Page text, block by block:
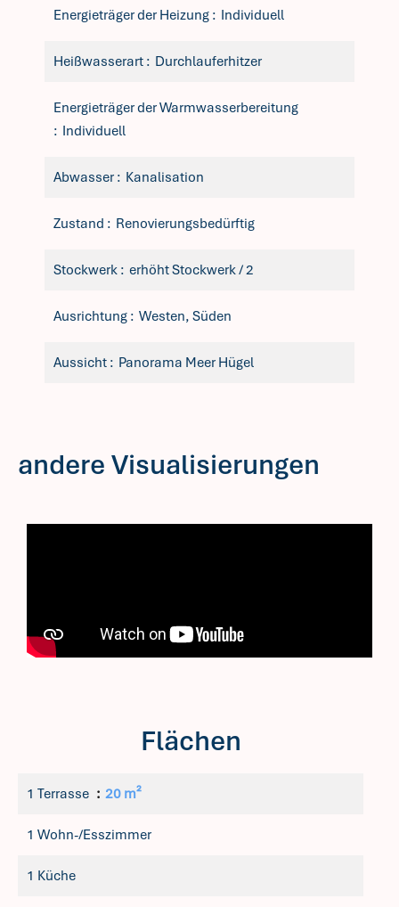
Energieträger der Heizung Individuell
Heißwasserart Durchlauferhitzer
Energieträger der Warmwasserbereitung
Individuell
Abwasser Kanalisation
Zustand Renovierungsbedürftig
Stockwerk erhöht Stockwerk / 2
Ausrichtung Westen, Süden
Aussicht Panorama Meer Hügel
andere Visualisierungen
Flächen
1 Terrasse 20 m²
1 Wohn-/Esszimmer
1 Küche